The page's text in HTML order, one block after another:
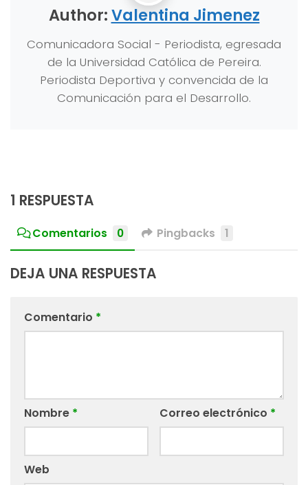
Author:Valentina Jimenez
Comunicadora Social - Periodista, egresada
de la Universidad Católica de Pereira.
Periodista Deportiva y convencida de la
Comunicación para el Desarrollo.
1 RESPUESTA
Comentarios 0 Pingbacks 1
DEJA UNA RESPUESTA
Comentario *
Nombre * Correo electrónico *
Web